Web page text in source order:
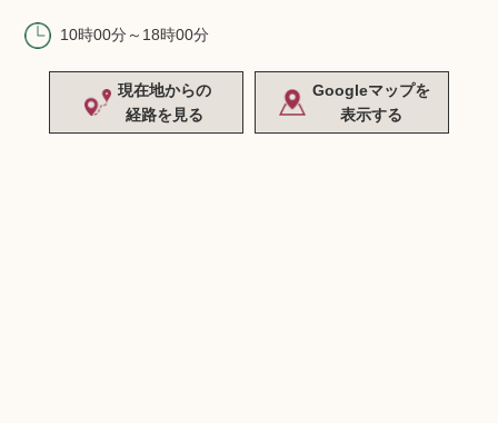
10時00分～18時00分
現在地からの
経路を見る
Googleマップを
表示する